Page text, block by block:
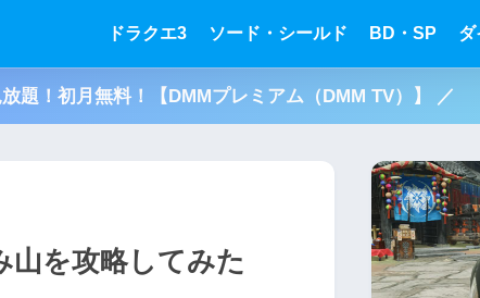
ドラクエ3 ソード・シールド BD・SP ダ
題！初月無料！【DMMプレミアム（DMM TV）】 ／
山を攻略してみた